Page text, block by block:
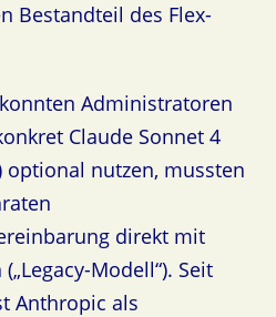
Bestandteil des Flex-
Administratoren
Claude Sonnet 4
optional nutzen, mussten
direkt mit
Modell“). Seit
Anthropic als